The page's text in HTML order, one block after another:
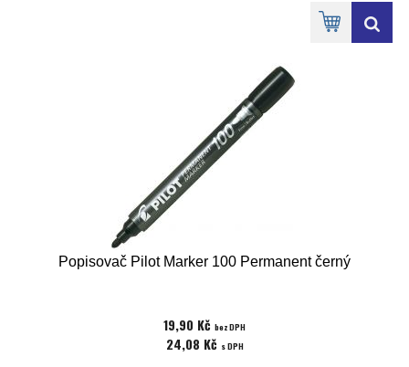
Popisovač Pilot Marker 100 Permanent černý
19,90 Kč bez DPH
24,08 Kč s DPH